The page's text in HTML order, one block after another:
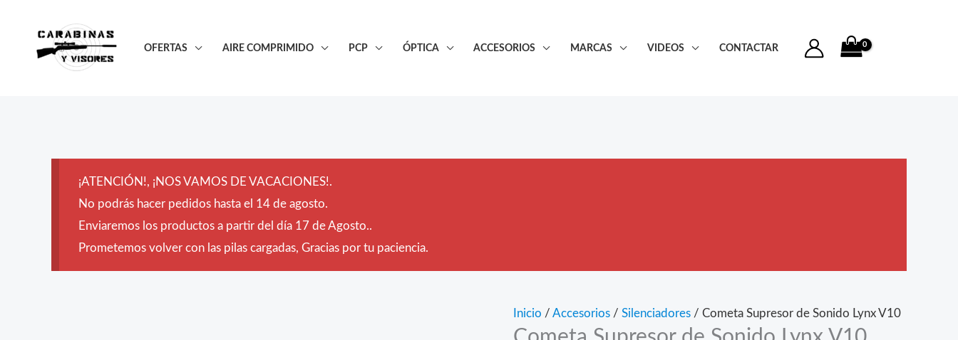
contenido
OFERTAS AIRE COMPRIMIDO PCP ÓPTICA ACCESORIOS MARCAS VIDEOS CONTACTAR
¡ATENCIÓN!, ¡NOS VAMOS DE VACACIONES!.
No podrás hacer pedidos hasta el 14 de agosto.
Enviaremos los productos a partir del día 17 de Agosto..
Prometemos volver con las pilas cargadas, Gracias por tu paciencia.
Inicio / Accesorios / Silenciadores / Cometa Supresor de Sonido Lynx V10